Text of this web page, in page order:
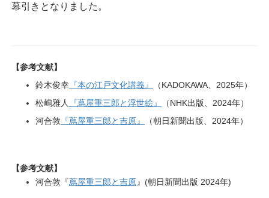
幕引きとなりました。
【参考文献】
鈴木俊幸 『本の江戸文化講義』
（KADOKAWA、2025年）
松嶋雅人
『蔦屋重三郎と浮世絵』
（NHK出版、2024年）
河合敦 『蔦屋重三郎と吉原』 （朝日新聞出版、2024年）
【参考文献】
河合敦『 蔦屋重三郎と吉原 』(朝日新聞出版 2024年)